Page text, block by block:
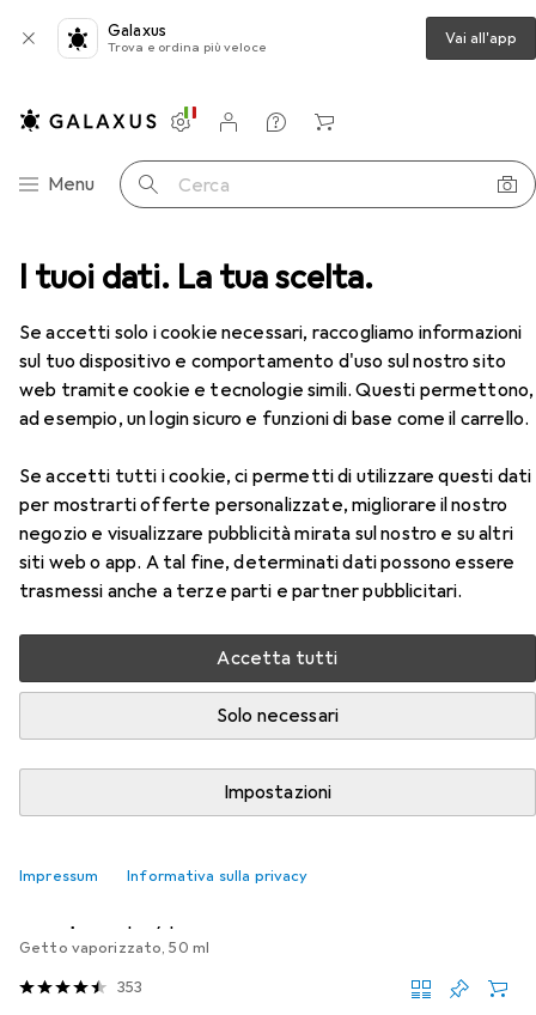
I tuoi dati. La tua scelta.
Se accetti solo i cookie necessari, raccogliamo informazioni
sul tuo dispositivo e comportamento d'uso sul nostro sito
web tramite cookie e tecnologie simili. Questi permettono,
ad esempio, un login sicuro e funzioni di base come il carrello.
Se accetti tutti i cookie, ci permetti di utilizzare questi dati
per mostrarti offerte personalizzate, migliorare il nostro
negozio e visualizzare pubblicità mirata sul nostro e su altri
siti web o app. A tal fine, determinati dati possono essere
trasmessi anche a terze parti e partner pubblicitari.
Accetta tutti
Solo necessari
Impostazioni
Impressum Informativa sulla privacy
Galaxus
Trova e ordina più veloce Vai all'app
Categoria Navigazione
Menu Cerca
Impostazioni
Conto cliente
Liste di confronto
Liste dei desideri
Carrello
RS PRO Cederroth Large Bloodstopper Dressing
EUR
11,47 da 4 Pezzi
Cederroth Large
Bloodstopper Dressing
Accessori per RS PRO Cederroth
Large Bloodstopper Dressing
Qui trovi accessori adatti per il prodotto RS PRO
Cederroth Large Bloodstopper Dressing della categoria
Cura delle ferite.
Rilevanza
Cura delle ferite
Getto vaporizzato, 50 ml
353